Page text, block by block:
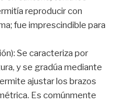
reproducir con
fue imprescindible para
Se caracteriza por
y se gradúa mediante
ajustar los brazos
Es comúnmente